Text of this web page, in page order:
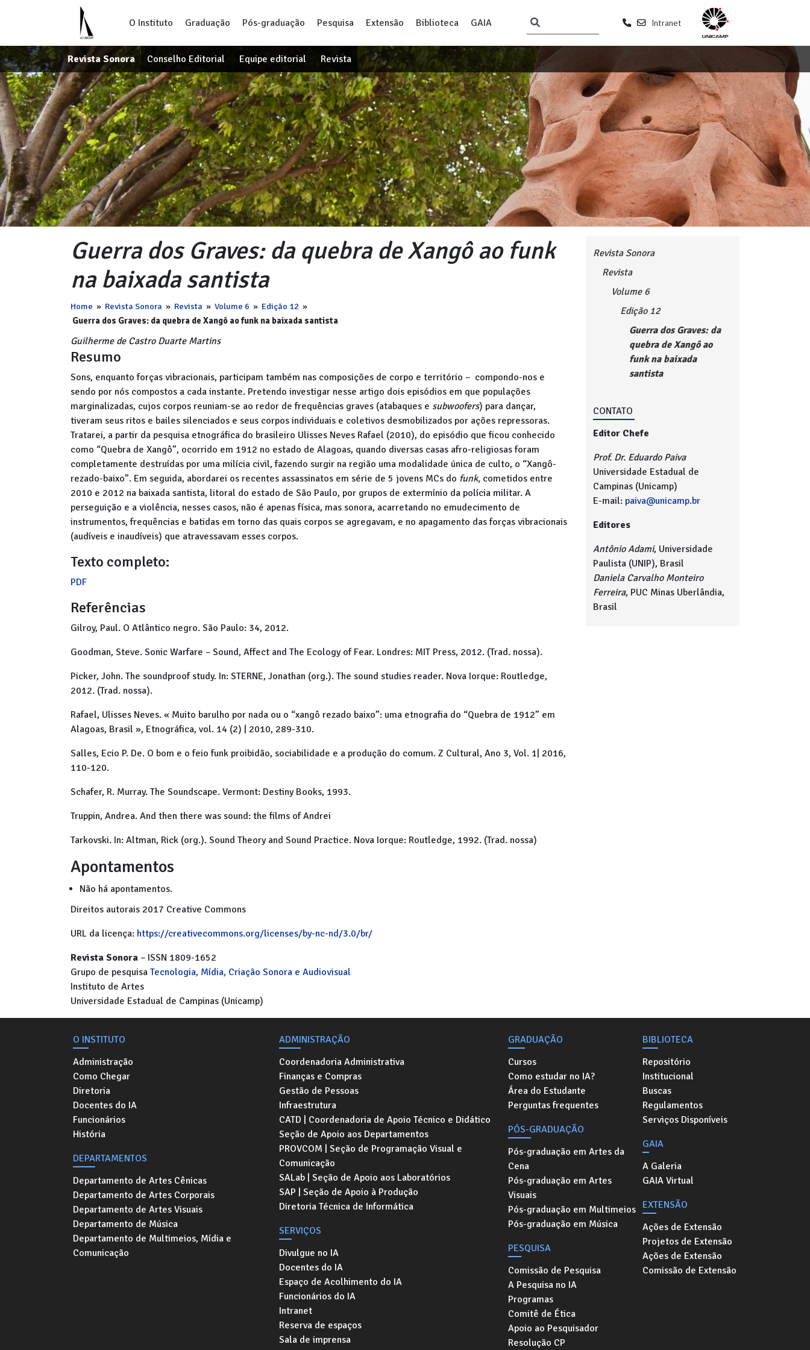
O Instituto Graduação Pós-graduação Pesquisa Extensão Biblioteca GAIA Intranet
Revista Sonora Conselho Editorial Equipe editorial Revista
Guerra dos Graves: da quebra de Xangô ao funk
na baixada santista
Home » Revista Sonora » Revista » Volume 6 » Edição 12 »
Guerra dos Graves: da quebra de Xangô ao funk na baixada santista
Guilherme de Castro Duarte Martins
Resumo
Sons, enquanto forças vibracionais, participam também nas composições de corpo e território – compondo-nos e
sendo por nós compostos a cada instante. Pretendo investigar nesse artigo dois episódios em que populações
marginalizadas, cujos corpos reuniam-se ao redor de frequências graves (atabaques e subwoofers) para dançar,
tiveram seus ritos e bailes silenciados e seus corpos individuais e coletivos desmobilizados por ações repressoras.
Tratarei, a partir da pesquisa etnográfica do brasileiro Ulisses Neves Rafael (2010), do episódio que ficou conhecido
como “Quebra de Xangô”, ocorrido em 1912 no estado de Alagoas, quando diversas casas afro-religiosas foram
completamente destruídas por uma milícia civil, fazendo surgir na região uma modalidade única de culto, o “Xangô-
rezado-baixo”. Em seguida, abordarei os recentes assassinatos em série de 5 jovens MCs do funk, cometidos entre
2010 e 2012 na baixada santista, litoral do estado de São Paulo, por grupos de extermínio da polícia militar. A
perseguição e a violência, nesses casos, não é apenas física, mas sonora, acarretando no emudecimento de
instrumentos, frequências e batidas em torno das quais corpos se agregavam, e no apagamento das forças vibracionais
(audíveis e inaudíveis) que atravessavam esses corpos.
Texto completo:
PDF
Referências
Gilroy, Paul. O Atlântico negro. São Paulo: 34, 2012.
Goodman, Steve. Sonic Warfare – Sound, Affect and The Ecology of Fear. Londres: MIT Press, 2012. (Trad. nossa).
Picker, John. The soundproof study. In: STERNE, Jonathan (org.). The sound studies reader. Nova Iorque: Routledge,
2012. (Trad. nossa).
Rafael, Ulisses Neves. « Muito barulho por nada ou o “xangô rezado baixo”: uma etnografia do “Quebra de 1912” em
Alagoas, Brasil », Etnográfica, vol. 14 (2) | 2010, 289-310.
Salles, Ecio P. De. O bom e o feio funk proibidão, sociabilidade e a produção do comum. Z Cultural, Ano 3, Vol. 1| 2016,
110-120.
Schafer, R. Murray. The Soundscape. Vermont: Destiny Books, 1993.
Truppin, Andrea. And then there was sound: the films of Andrei
Tarkovski. In: Altman, Rick (org.). Sound Theory and Sound Practice. Nova Iorque: Routledge, 1992. (Trad. nossa)
Apontamentos
Não há apontamentos.
Direitos autorais 2017 Creative Commons
URL da licença: https://creativecommons.org/licenses/by-nc-nd/3.0/br/
Revista Sonora – ISSN 1809-1652
Grupo de pesquisa Tecnologia, Mídia, Criação Sonora e Audiovisual
Instituto de Artes
Universidade Estadual de Campinas (Unicamp)
Revista Sonora
Revista
Volume 6
Edição 12
Guerra dos Graves: da
quebra de Xangô ao
funk na baixada
santista
CONTATO
Editor Chefe
Prof. Dr. Eduardo Paiva
Universidade Estadual de
Campinas (Unicamp)
E-mail: paiva@unicamp.br
Editores
Antônio Adami, Universidade
Paulista (UNIP), Brasil
Daniela Carvalho Monteiro
Ferreira, PUC Minas Uberlândia,
Brasil
O INSTITUTO
Administração
Como Chegar
Diretoria
Docentes do IA
Funcionários
História
DEPARTAMENTOS
Departamento de Artes Cênicas
Departamento de Artes Corporais
Departamento de Artes Visuais
Departamento de Música
Departamento de Multimeios, Mídia e
Comunicação
ADMINISTRAÇÃO
Coordenadoria Administrativa
Finanças e Compras
Gestão de Pessoas
Infraestrutura
CATD | Coordenadoria de Apoio Técnico e Didático
Seção de Apoio aos Departamentos
PROVCOM | Seção de Programação Visual e
Comunicação
SALab | Seção de Apoio aos Laboratórios
SAP | Seção de Apoio à Produção
Diretoria Técnica de Informática
SERVIÇOS
Divulgue no IA
Docentes do IA
Espaço de Acolhimento do IA
Funcionários do IA
Intranet
Reserva de espaços
Sala de imprensa
GRADUAÇÃO
Cursos
Como estudar no IA?
Área do Estudante
Perguntas frequentes
PÓS-GRADUAÇÃO
Pós-graduação em Artes da
Cena
Pós-graduação em Artes
Visuais
Pós-graduação em Multimeios
Pós-graduação em Música
PESQUISA
Comissão de Pesquisa
A Pesquisa no IA
Programas
Comitê de Ética
Apoio ao Pesquisador
Resolução CP
BIBLIOTECA
Repositório
Institucional
Buscas
Regulamentos
Serviços Disponíveis
GAIA
A Galeria
GAIA Virtual
EXTENSÃO
Ações de Extensão
Projetos de Extensão
Ações de Extensão
Comissão de Extensão